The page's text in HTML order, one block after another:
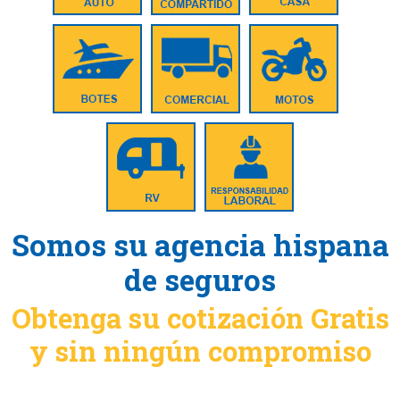
Somos su agencia hispana
de seguros
Obtenga su cotización Gratis
y sin ningún compromiso